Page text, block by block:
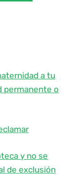
a tu
permanente o
y no se
de exclusión